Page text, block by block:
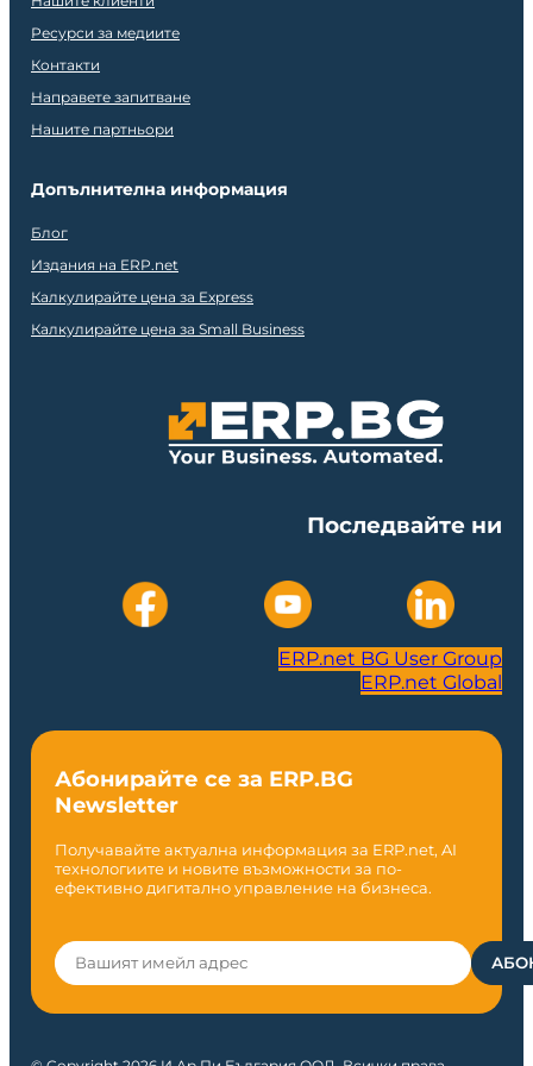
Ресурси за медиите
Контакти
Направете запитване
Нашите партньори
Допълнителна информация
Блог
Издания на ERP.net
Калкулирайте цена за Express
Калкулирайте цена за Small Business
Последвайте ни
ERP.net BG User Group
ERP.net Global
Абонирайте се за ERP.BG
Newsletter
Получавайте актуална информация за ERP.net, AI
технологиите и новите възможности за по-
ефективно дигитално управление на бизнеса.